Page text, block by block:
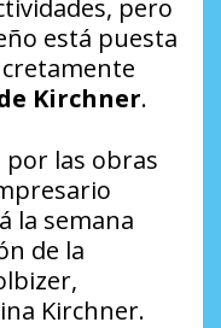
pero
está puesta
Kirchner.
por las obras
la semana
de la
Kirchner.